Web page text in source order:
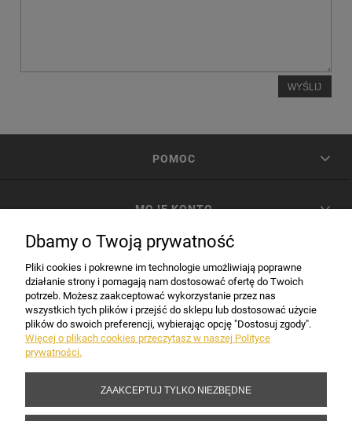
WYŚLIJ
POMOC
MOJE KONTO
INFORMACJE
Copyright 2017-2026 Sakramento.pl
Dbamy o Twoją prywatność
Pliki cookies i pokrewne im technologie umożliwiają poprawne
działanie strony i pomagają nam dostosować ofertę do Twoich
potrzeb. Możesz zaakceptować wykorzystanie przez nas
wszystkich tych plików i przejść do sklepu lub dostosować użycie
plików do swoich preferencji, wybierając opcję "Dostosuj zgody".
Więcej o plikach cookies przeczytasz w naszej Polityce
prywatności.
ZAAKCEPTUJ TYLKO NIEZBĘDNE